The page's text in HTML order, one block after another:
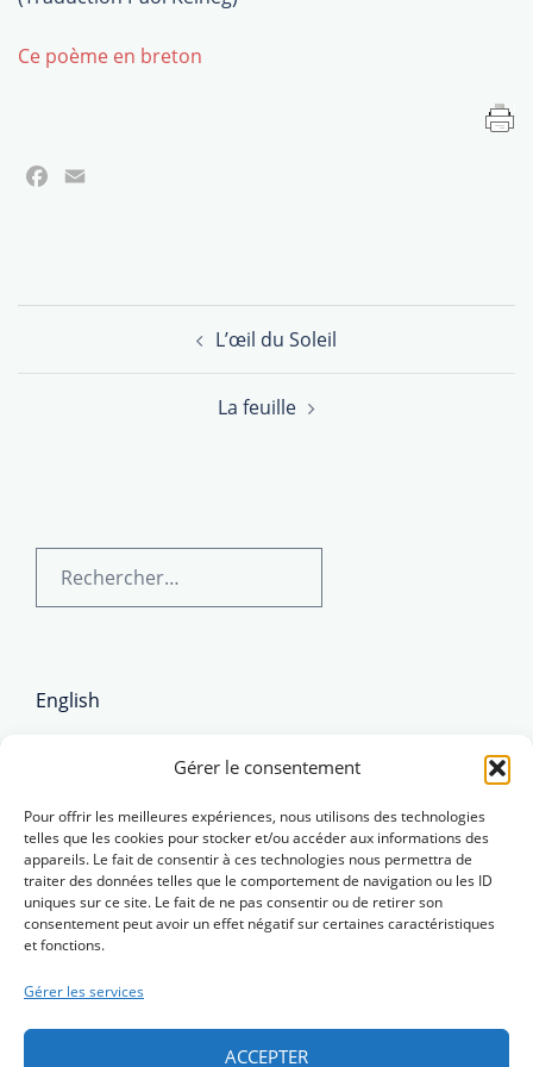
Gérer le consentement
Pour offrir les meilleures expériences, nous utilisons des technologies
telles que les cookies pour stocker et/ou accéder aux informations des
appareils. Le fait de consentir à ces technologies nous permettra de
traiter des données telles que le comportement de navigation ou les ID
uniques sur ce site. Le fait de ne pas consentir ou de retirer son
consentement peut avoir un effet négatif sur certaines caractéristiques
et fonctions.
Gérer les services
ACCEPTER
Ce poème en breton
Facebook
L’œil du Soleil
La feuille
English